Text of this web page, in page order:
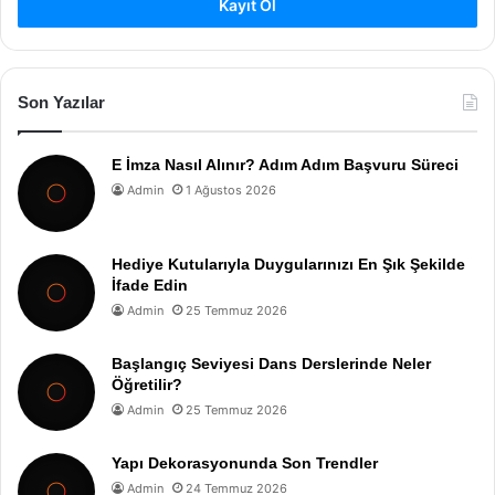
Kayıt Ol
Son Yazılar
E İmza Nasıl Alınır? Adım Adım Başvuru Süreci
Admin 1 Ağustos 2026
Hediye Kutularıyla Duygularınızı En Şık Şekilde
İfade Edin
Admin 25 Temmuz 2026
Başlangıç Seviyesi Dans Derslerinde Neler
Öğretilir?
Admin 25 Temmuz 2026
Yapı Dekorasyonunda Son Trendler
Admin 24 Temmuz 2026